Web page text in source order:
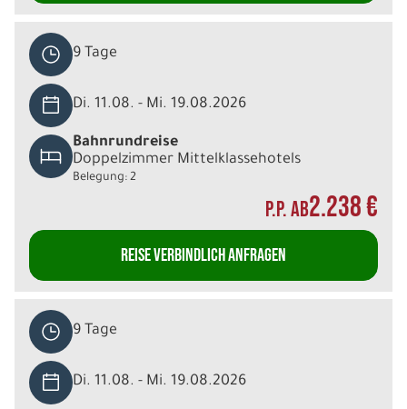
9 Tage
Di. 11.08. - Mi. 19.08.2026
Bahnrundreise
Doppelzimmer Mittelklassehotels
Belegung: 2
P.P. AB2.238 €
REISE VERBINDLICH ANFRAGEN
9 Tage
Di. 11.08. - Mi. 19.08.2026